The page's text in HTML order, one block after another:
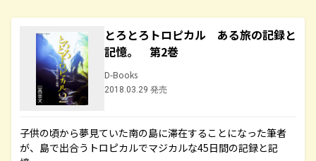
とろとろトロピカル ある旅の記録と
記憶。 第2巻
D-Books
2018.03.29 発売
子供の頃から夢見ていた南の島に滞在することになった筆者
が、島で出合うトロピカルでマジカルな45日間の記録と記